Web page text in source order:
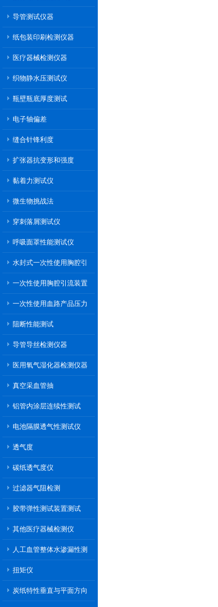
导管测试仪器
纸包装印刷检测仪器
医疗器械检测仪器
织物静水压测试仪
瓶壁瓶底厚度测试
电子轴偏差
缝合针锋利度
扩张器抗变形和强度
黏着力测试仪
微生物挑战法
穿刺落屑测试仪
呼吸面罩性能测试仪
水封式一次性使用胸腔引
一次性使用胸腔引流装置
一次性使用血路产品压力
阻断性能测试
导管导丝检测仪器
医用氧气湿化器检测仪器
真空采血管抽
铝管内涂层连续性测试
电池隔膜透气性测试仪
透气度
碳纸透气度仪
过滤器气阻检测
胶带弹性测试装置测试
其他医疗器械检测仪
人工血管整体水渗漏性测
扭矩仪
炭纸特性垂直与平面方向